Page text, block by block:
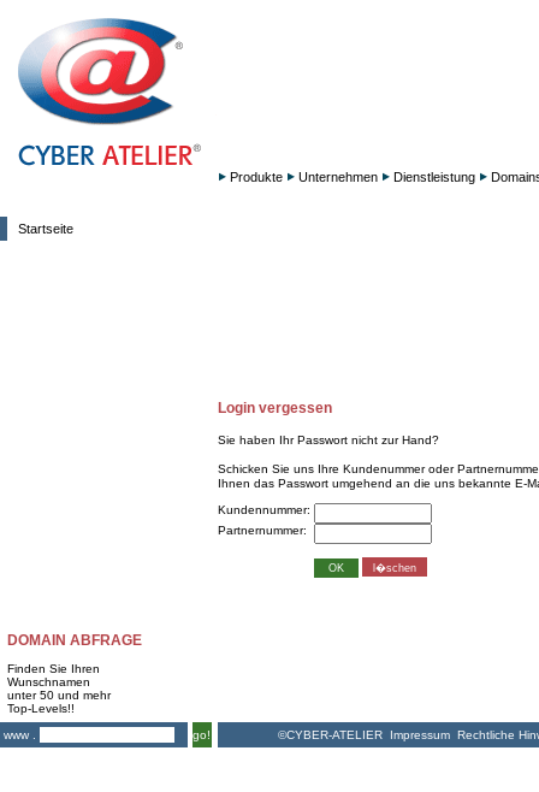
Startseite
DOMAIN ABFRAGE
Finden Sie Ihren
Wunschnamen
unter 50 und mehr
Top-Levels!!
www .
go!
Produkte Unternehmen Dienstleistung
Login vergessen
Sie haben Ihr Passwort nicht zur Hand?
Schicken Sie uns Ihre Kundenummer oder
Ihnen das Passwort umgehend an die uns bekannte E-
Kundennummer:
Partnernummer:
©CYBER-ATELIER Impressum Rechtliche